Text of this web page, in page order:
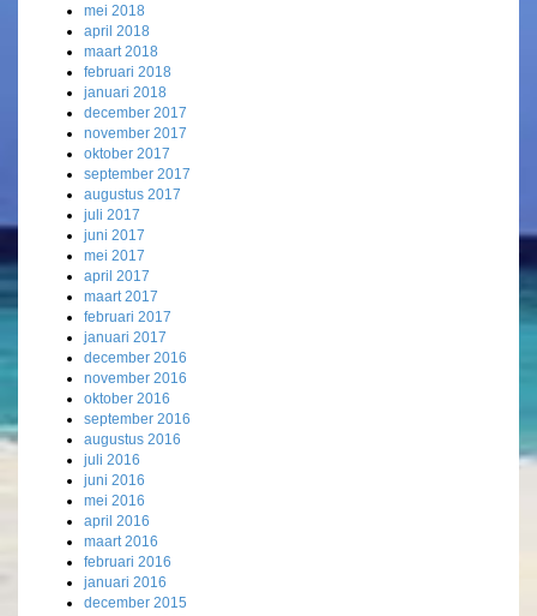
mei 2018
april 2018
maart 2018
februari 2018
januari 2018
december 2017
november 2017
oktober 2017
september 2017
augustus 2017
juli 2017
juni 2017
mei 2017
april 2017
maart 2017
februari 2017
januari 2017
december 2016
november 2016
oktober 2016
september 2016
augustus 2016
juli 2016
juni 2016
mei 2016
april 2016
maart 2016
februari 2016
januari 2016
december 2015